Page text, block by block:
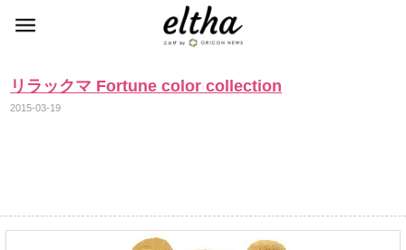
リラックマ Fortune color collection
2015-03-19